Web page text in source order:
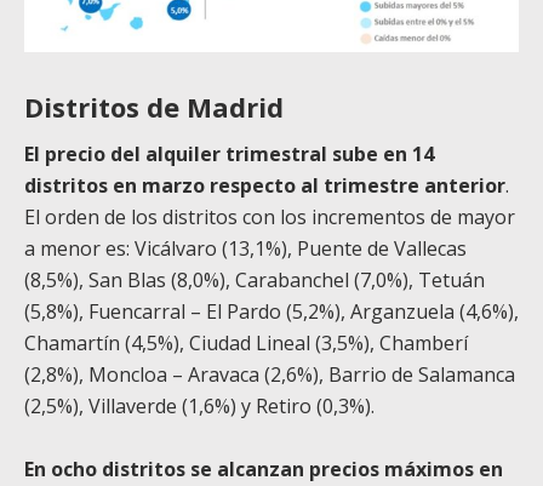
Distritos de Madrid
El precio del alquiler trimestral sube en 14
distritos en marzo respecto al trimestre anterior.
El orden de los distritos con los incrementos de mayor
a menor es: Vicálvaro (13,1%), Puente de Vallecas
(8,5%), San Blas (8,0%), Carabanchel (7,0%), Tetuán
(5,8%), Fuencarral – El Pardo (5,2%), Arganzuela (4,6%),
Chamartín (4,5%), Ciudad Lineal (3,5%), Chamberí
(2,8%), Moncloa – Aravaca (2,6%), Barrio de Salamanca
(2,5%), Villaverde (1,6%) y Retiro (0,3%).
En ocho distritos se alcanzan precios máximos en